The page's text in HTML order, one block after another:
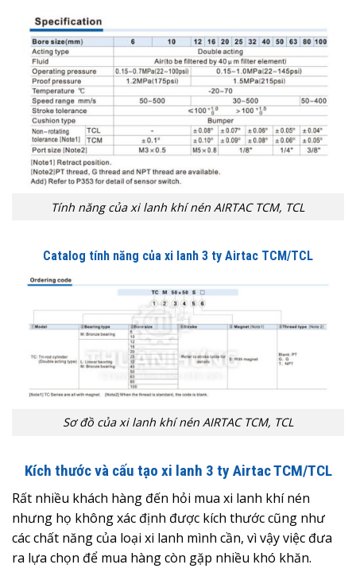
Tính năng của xi lanh khí nén AIRTAC TCM, TCL
Catalog tính năng của xi lanh 3 ty Airtac TCM/TCL
Sơ đồ của xi lanh khí nén AIRTAC TCM, TCL
Kích thước và cấu tạo xi lanh 3 ty Airtac TCM/TCL
Rất nhiều khách hàng đến hỏi mua xi lanh khí nén
nhưng họ không xác định được kích thước cũng như
các chất năng của loại xi lanh mình cần, vì vậy việc đưa
ra lựa chọn để mua hàng còn gặp nhiều khó khăn.